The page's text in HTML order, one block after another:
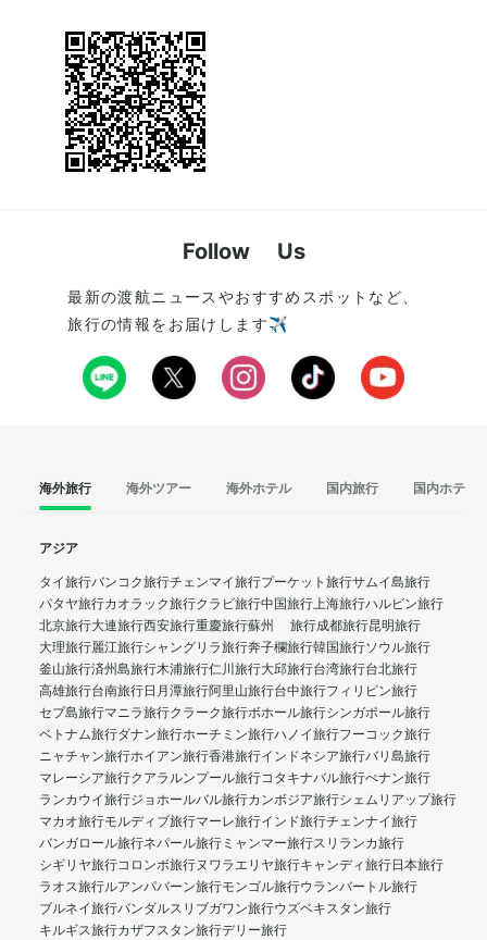
Follow Us
最新の渡航ニュースやおすすめスポットなど、
旅行の情報をお届けします✈️
海外旅行 海外ツアー 海外ホテル 国内旅行 国内ホテル
アジア
タイ旅行バンコク旅行チェンマイ旅行プーケット旅行サムイ島旅行
パタヤ旅行カオラック旅行クラビ旅行中国旅行上海旅行ハルビン旅行
北京旅行大連旅行西安旅行重慶旅行蘇州 旅行成都旅行昆明旅行
大理旅行麗江旅行シャングリラ旅行奔子欄旅行韓国旅行ソウル旅行
釜山旅行済州島旅行木浦旅行仁川旅行大邱旅行台湾旅行台北旅行
高雄旅行台南旅行日月潭旅行阿里山旅行台中旅行フィリピン旅行
セブ島旅行マニラ旅行クラーク旅行ボホール旅行シンガポール旅行
ベトナム旅行ダナン旅行ホーチミン旅行ハノイ旅行フーコック旅行
ニャチャン旅行ホイアン旅行香港旅行インドネシア旅行バリ島旅行
マレーシア旅行クアラルンプール旅行コタキナバル旅行ぺナン旅行
ランカウイ旅行ジョホールバル旅行カンボジア旅行シェムリアップ旅行
マカオ旅行モルディブ旅行マーレ旅行インド旅行チェンナイ旅行
バンガロール旅行ネパール旅行 ミャンマー旅行スリランカ旅行
シギリヤ旅行コロンボ旅行ヌワラエリヤ旅行キャンディ旅行日本旅行
ラオス旅行ルアンパバーン旅行モンゴル旅行ウランバートル旅行
ブルネイ旅行バンダルスリブガワン旅行ウズベキスタン旅行
キルギス旅行カザフスタン旅行デリー旅行